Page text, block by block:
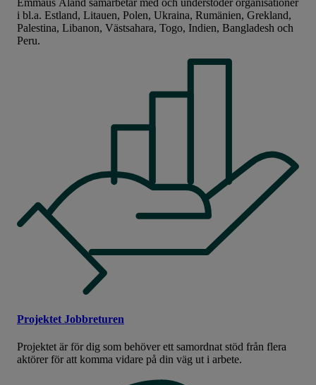
Emmaus Åland samarbetar med och understöder organisationer
i bl.a. Estland, Litauen, Polen, Ukraina, Rumänien, Grekland,
Palestina, Libanon, Västsahara, Togo, Indien, Bangladesh och
Peru.
Projektet Jobbreturen
Projektet är för dig som behöver ett samordnat stöd från flera
aktörer för att komma vidare på din väg ut i arbete.